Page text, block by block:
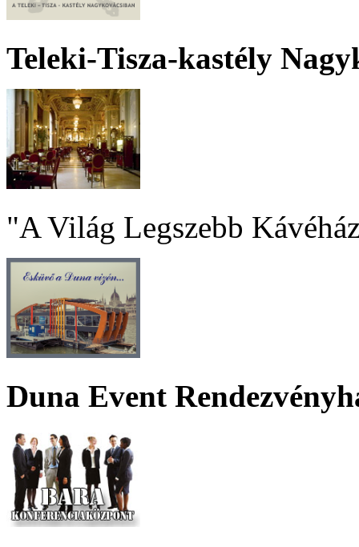
Teleki-Tisza-kastély
"A Világ Legszebb
Duna Event